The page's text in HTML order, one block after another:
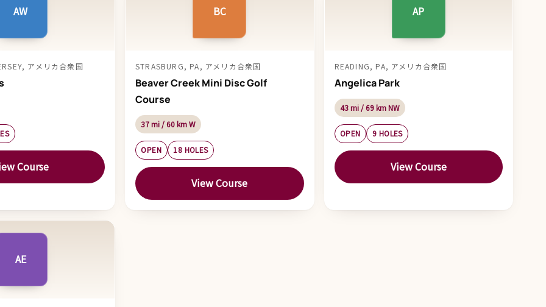
AW
アメリカ合衆国
Course
BC
STRASBURG, PA, アメリカ合衆国
Beaver Creek Mini Disc Golf
Course
37 mi / 60 km W
OPEN 18 HOLES
View Course
AP
READING, PA, アメリカ合衆国
Angelica Park
43 mi / 69 km NW
OPEN 9 HOLES
View Course
AE